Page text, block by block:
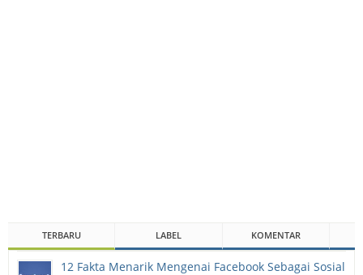
TERBARU LABEL KOMENTAR
12 Fakta Menarik Mengenai Facebook Sebagai Sosial